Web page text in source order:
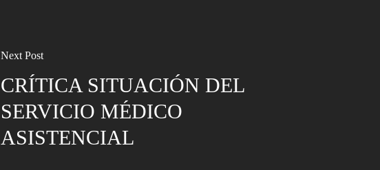
Next Post
CRÍTICA SITUACIÓN DEL
SERVICIO MÉDICO
ASISTENCIAL